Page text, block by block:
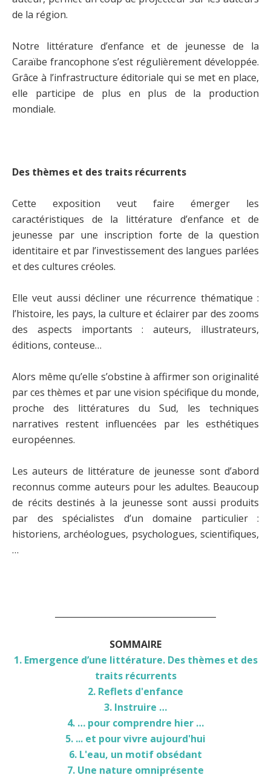
de la région.
Notre littérature d’enfance et de jeunesse de la
Caraïbe francophone s’est régulièrement développée.
Grâce à l’infrastructure éditoriale qui se met en place,
elle participe de plus en plus de la production
mondiale.
Des thèmes et des traits récurrents
Cette exposition veut faire émerger les
caractéristiques de la littérature d’enfance et de
jeunesse par une inscription forte de la question
identitaire et par l’investissement des langues parlées
et des cultures créoles.
Elle veut aussi décliner une récurrence thématique :
l’histoire, les pays, la culture et éclairer par des zooms
des aspects importants : auteurs, illustrateurs,
éditions, conteuse…
Alors même qu’elle s’obstine à affirmer son originalité
par ces thèmes et par une vision spécifique du monde,
proche des littératures du Sud, les techniques
narratives restent influencées par les esthétiques
européennes.
Les auteurs de littérature de jeunesse sont d’abord
reconnus comme auteurs pour les adultes. Beaucoup
de récits destinés à la jeunesse sont aussi produits
par des spécialistes d’un domaine particulier :
historiens, archéologues, psychologues, scientifiques,
…
SOMMAIRE
1. Emergence d’une littérature. Des thèmes et des
traits récurrents
2. Reflets d'enfance
3. Instruire …
4. … pour comprendre hier …
5. ... et pour vivre aujourd'hui
6. L'eau, un motif obsédant
7. Une nature omniprésente